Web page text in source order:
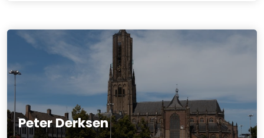
Peter Derksen